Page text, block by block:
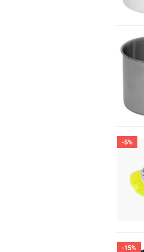
-5%
-15%